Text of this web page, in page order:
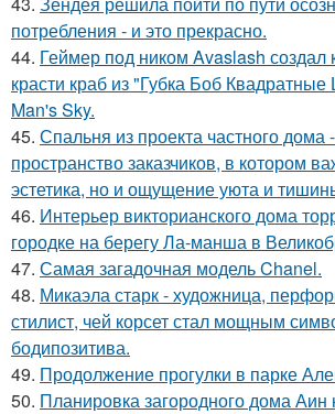
потребления - и это прекрасно.
44. Геймер под ником Avaslash создал
красти краб из "Губка Боб
Man's Sky.
45. Спальня из проекта частного дома
пространство заказчиков, в котором
эстетика, но и ощущение уюта и
46. Интерьер викторианского дома
городке на берегу Ла-манша в
47. Самая загадочная модель Chanel.
48. Микаэла старк - художница,
стилист, чей корсет стал мощным
бодипозитива.
49. Продолжение прогулки в парке
50. Планировка загородного дома Аин